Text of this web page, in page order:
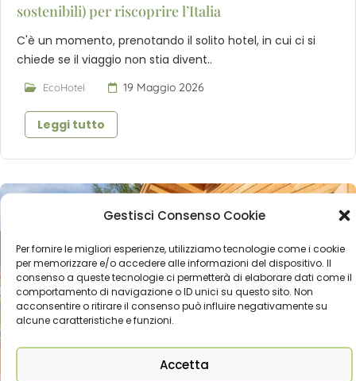
Gestisci Consenso Cookie
Per fornire le migliori esperienze, utilizziamo tecnologie come i cookie
per memorizzare e/o accedere alle informazioni del dispositivo. Il
consenso a queste tecnologie ci permetterà di elaborare dati come il
comportamento di navigazione o ID unici su questo sito. Non
acconsentire o ritirare il consenso può influire negativamente su
alcune caratteristiche e funzioni.
Accetta
sostenibili) per riscoprire l’Italia
C'è un momento, prenotando il solito hotel, in cui ci si
chiede se il viaggio non stia divent..
EcoHotel 19 Maggio 2026
Leggi tutto